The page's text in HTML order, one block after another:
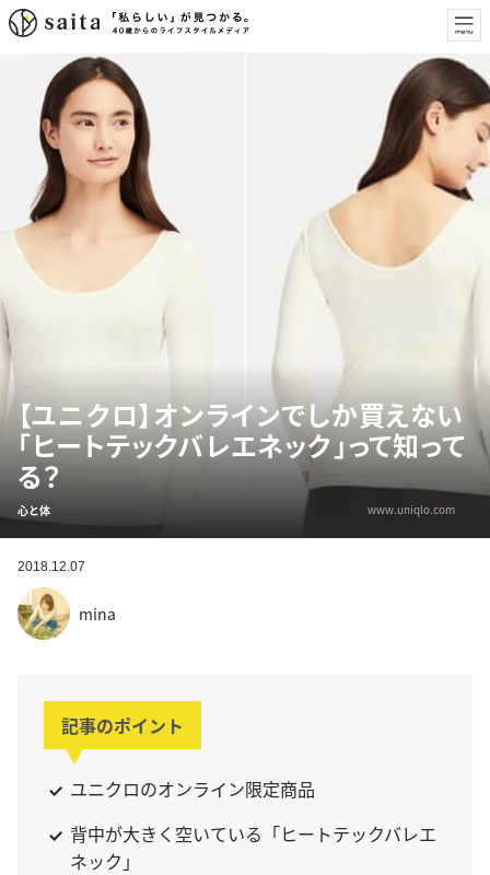
【ユニクロ】オンラインでしか買えない
「ヒートテックバレエネック」って知って
る？
心と体 www.uniqlo.com
2018.12.07
mina
記事のポイント
ユニクロのオンライン限定商品
背中が大きく空いている「ヒートテックバレエ
ネック」